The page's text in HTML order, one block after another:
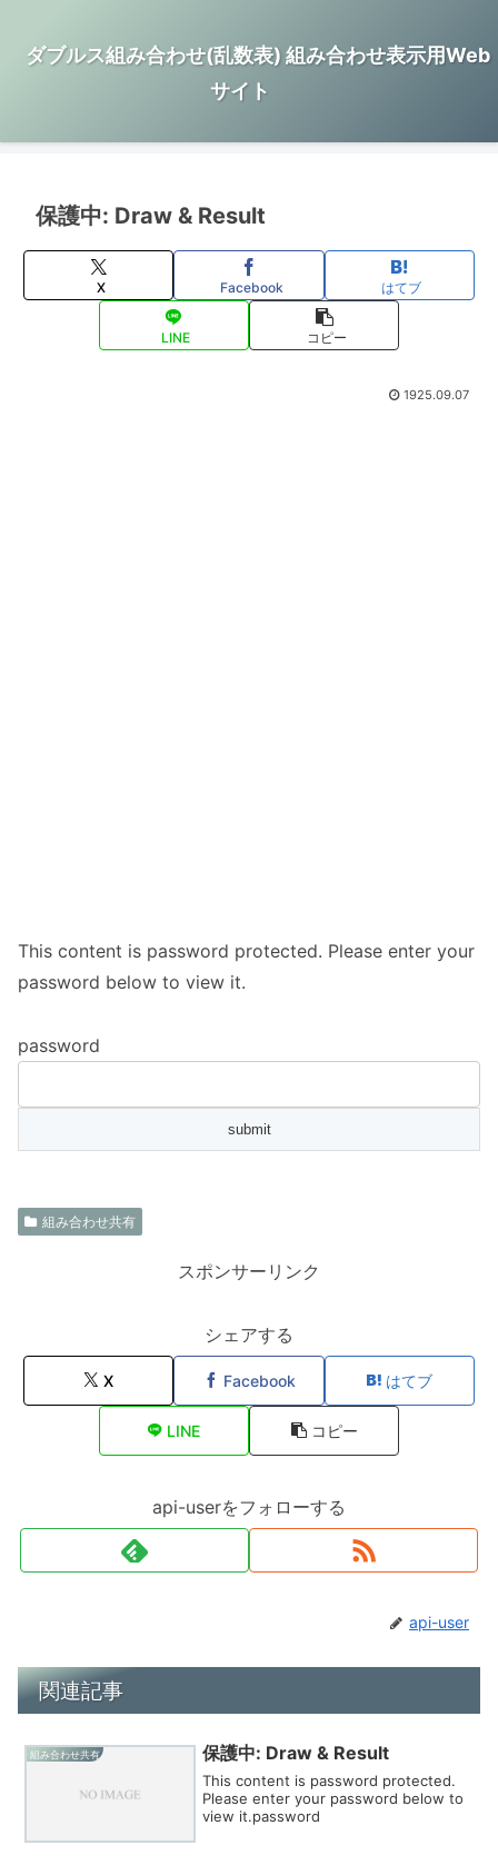
ダブルス組み合わせ(乱数表) 組み合わせ表示用Web
サイト
保護中: Draw & Result
X Facebook はてブ
LINE コピー
1925.09.07
This content is password protected. Please enter your
password below to view it.
password
組み合わせ共有
スポンサーリンク
シェアする
X Facebook はてブ
LINE コピー
api-userをフォローする
api-user
関連記事
組み合わせ共有 保護中: Draw & Result
This content is password protected.
Please enter your password below to
view it.password